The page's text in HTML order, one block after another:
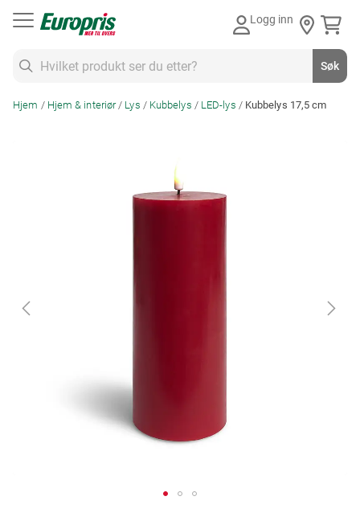
Logg inn
Søk
Hjem Hjem & interiør Lys Kubbelys LED-lys Kubbelys 17,5 cm